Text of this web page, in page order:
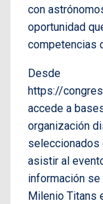
con
oportunidad
competencias
Desde
https://
accede a
organización
seleccionados
asistir al
información
Milenio Titans